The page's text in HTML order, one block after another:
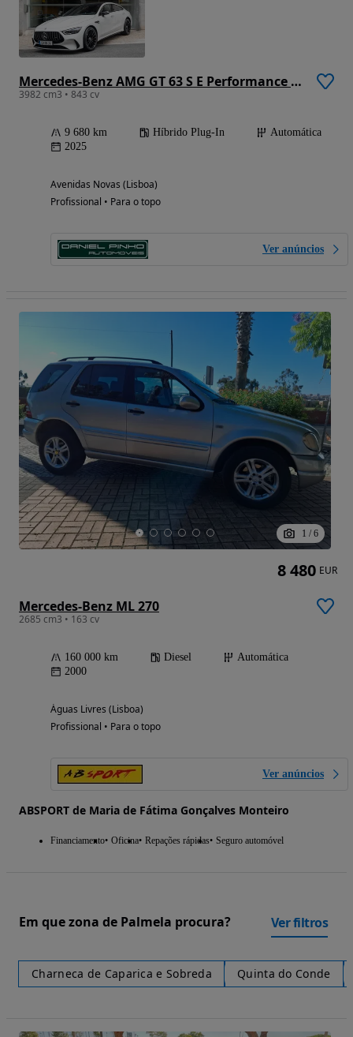
Mercedes-Benz AMG GT 63 S E Performance Speedshift MCT 9G
3982 cm3 • 843 cv
9 680 km Híbrido Plug-In
Automática
2025
Avenidas Novas (Lisboa)
Profissional • Para o topo
Ver anúncios
1 / 6
Mercedes-Benz ML 270
2685 cm3 • 163 cv
160 000 km Diesel
Automática
2000
Águas Livres (Lisboa)
Profissional • Para o topo
Ver anúncios
ABSPORT de Maria de Fátima Gonçalves Monteiro
Financiamento Oficina Repações rápidas Seguro automóvel
8 480 EUR
Em que zona de Palmela procura? Ver filtros
Charneca de Caparica e Sobreda Quinta do Conde